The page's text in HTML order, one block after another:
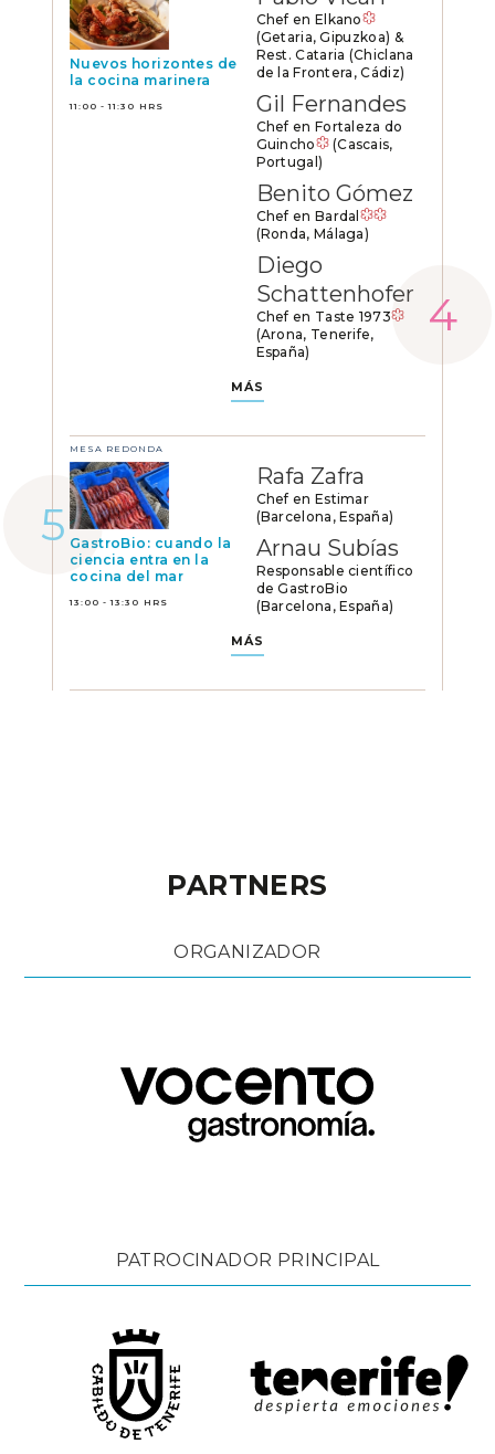
Nuevos horizontes de
la cocina marinera
11:00 - 11:30 HRS
Chef en Elkano
(Getaria, Gipuzkoa) &
Rest. Cataria (Chiclana
de la Frontera, Cádiz)
Gil Fernandes
Chef en Fortaleza do
Guincho
(Cascais,
Portugal)
Benito Gómez
Chef en Bardal
(Ronda, Málaga)
Diego
Schattenhofer
Chef en Taste 1973
(Arona, Tenerife,
España)
MÁS
MESA REDONDA
GastroBio: cuando la
ciencia entra en la
cocina del mar
13:00 - 13:30 HRS
Rafa Zafra
Chef en Estimar
(Barcelona, España)
Arnau Subías
Responsable científico
de GastroBio
(Barcelona, España)
MÁS
PARTNERS
ORGANIZADOR
PATROCINADOR PRINCIPAL